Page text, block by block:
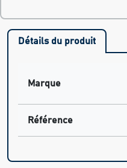
Détails du produit
Marque
Référence